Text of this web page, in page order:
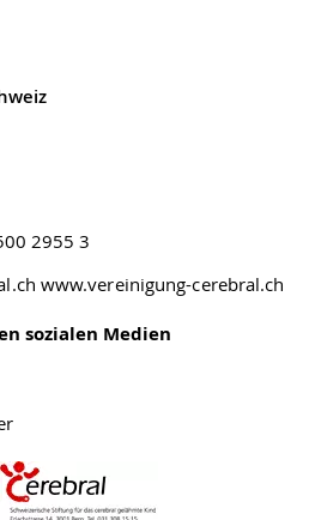
2955 3
www.vereinigung-cerebral.ch
sozialen Medien